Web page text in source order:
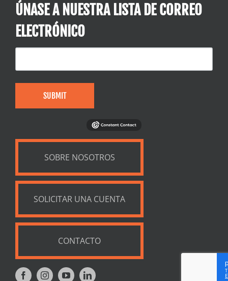
ÚNASE A NUESTRA LISTA DE CORREO
ELECTRÓNICO
SUBMIT
SOBRE NOSOTROS
SOLICITAR UNA CUENTA
CONTACTO